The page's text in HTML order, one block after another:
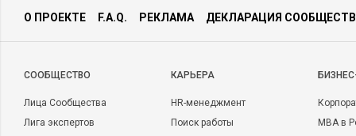
О ПРОЕКТЕ F.A.Q. РЕКЛАМА ДЕКЛАРАЦИЯ
CООБЩЕСТВО
Лица Сообщества
Лига экспертов
КАРЬЕРА
HR-менеджмент
Поиск работы
MBA в